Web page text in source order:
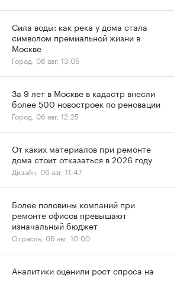
Сила воды: как река у дома стала
символом премиальной жизни в
Москве
Город, 06 авг, 13:05
За 9 лет в Москве в кадастр внесли
более 500 новостроек по реновации
Город, 06 авг, 12:25
От каких материалов при ремонте
дома стоит отказаться в 2026 году
Дизайн, 06 авг, 11:47
Более половины компаний при
ремонте офисов превышают
изначальный бюджет
Отрасль, 06 авг, 10:00
Аналитики оценили рост спроса на